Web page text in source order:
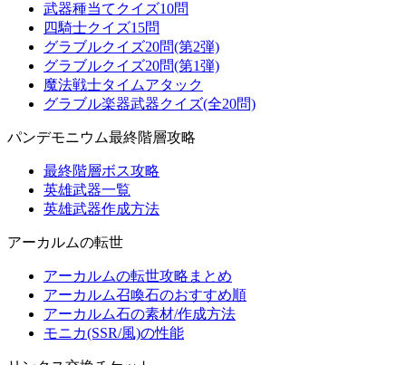
武器種当てクイズ10問
四騎士クイズ15問
グラブルクイズ20問(第2弾)
グラブルクイズ20問(第1弾)
魔法戦士タイムアタック
グラブル楽器武器クイズ(全20問)
パンデモニウム最終階層攻略
最終階層ボス攻略
英雄武器一覧
英雄武器作成方法
アーカルムの転世
アーカルムの転世攻略まとめ
アーカルム召喚石のおすすめ順
アーカルム石の素材/作成方法
モニカ(SSR/風)の性能